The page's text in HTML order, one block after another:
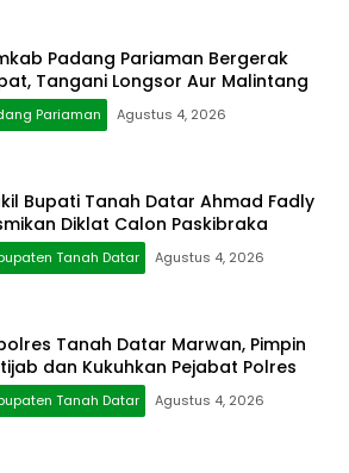
Padang Pariaman Bergerak
Tangani Longsor Aur Malintang
Pariaman Agustus 4, 2026
Bupati Tanah Datar Ahmad Fadly
Diklat Calon Paskibraka
Tanah Datar Agustus 4, 2026
Tanah Datar Marwan, Pimpin
dan Kukuhkan Pejabat Polres
Tanah Datar Agustus 4, 2026